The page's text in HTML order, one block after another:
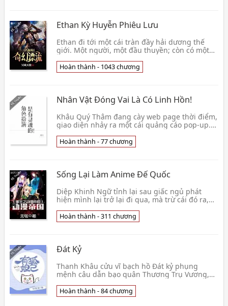
Ethan Kỳ Huyễn Phiêu Lưu
Ethan đi tới một cái tràn đầy hải dương thế
giới. Một người, một đầu thuyền; còn có một
Đạp lên h👦 Minh Vực Thiên Sử
Hoàn thành - 1043 chương
Nhân Vật Đóng Vai Là Có Linh Hồn!
Khâu Quý Thâm đang cày web page thời điểm,
giao diện nhảy ra một cái quảng cáo pop-up.
giả nam t👦 Thối Qua
Hoàn thành - 77 chương
Sống Lại Làm Anime Đế Quốc
Diệp Khinh Ngữ tỉnh lại sau giấc ngủ phát
hiện mình lại trở lại đi qua, mà trừ cái đó ra,
nghiêng t👦 Vô Huyền
Hoàn thành - 311 chương
Đát Kỷ
Thanh Khâu cửu vĩ bạch hồ Đát kỷ phụng
mệnh câu dẫn bạo quân Thương Trụ Vương,
cương, nhường nó tự c👦 Lâm Yến Ca
Hoàn thành - 84 chương